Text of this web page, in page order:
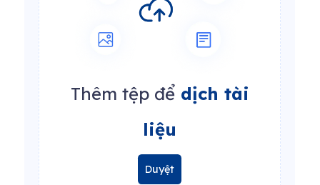
Thêm tệp đểdịch tài
liệu
Duyệt